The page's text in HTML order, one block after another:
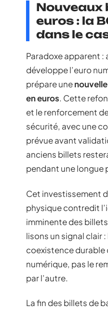
Nouveaux
euros : la
dans le
Paradoxe apparent :
développe l’euro
prépare une
en euros. Cette
et le renforcement
sécurité, avec une
prévue avant
anciens billets
pendant une longue
Cet investissement
physique contredit
imminente des
lisons un signal clair
coexistence durable
numérique, pas le
par l’autre.
La fin des billets de